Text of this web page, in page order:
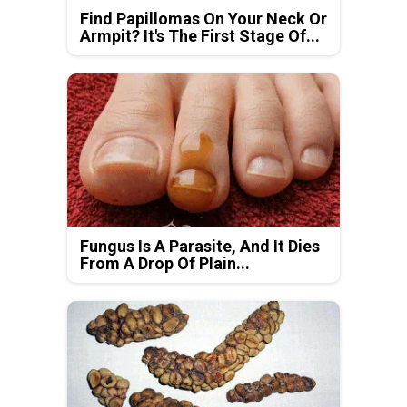
Find Papillomas On Your Neck Or
Armpit? It's The First Stage Of...
Fungus Is A Parasite, And It Dies
From A Drop Of Plain...